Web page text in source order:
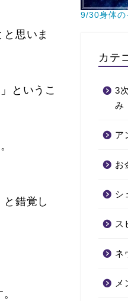
思いま
というこ
錯覚し
9/30身体の
カテ
3
み
ア
お
シ
ス
ネ